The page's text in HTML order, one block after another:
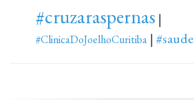
#cruzaraspernas |
#ClinicaDoJoelhoCuritiba |#saude